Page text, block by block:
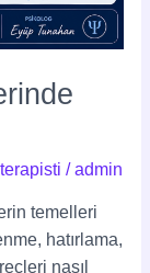
/admin
temelleri
hatırlama,
nasıl